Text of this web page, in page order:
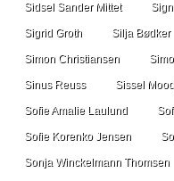
Sidsel Sander Mittet
Sigrid Groth Silja Bødker
Simon Christiansen
Sinus Reuss Sissel
Sofie Amalie Laulund
Sofie Korenko Jensen
Sonja Winckelmann Thomsen